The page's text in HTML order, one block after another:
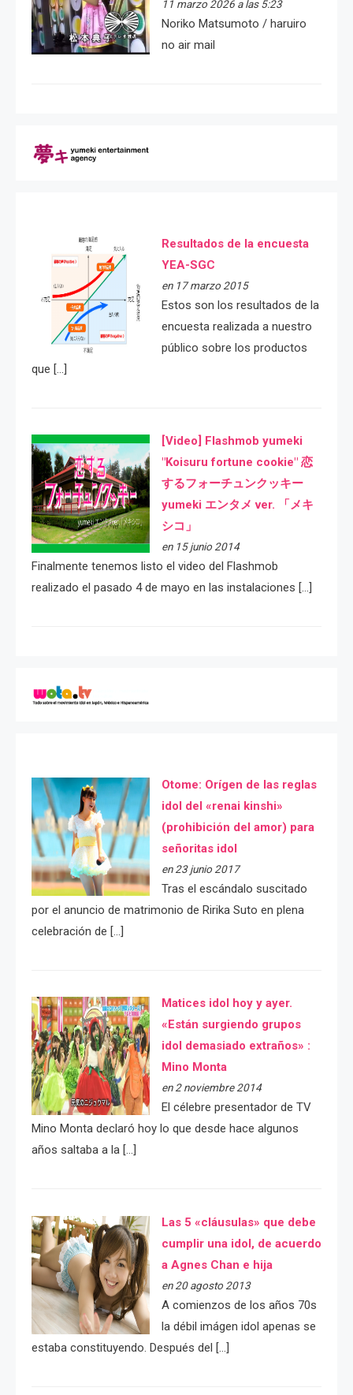
11 marzo 2026 a las 5:23
Noriko Matsumoto / haruiro
no air mail
Resultados de la encuesta
YEA-SGC
en 17 marzo 2015
Estos son los resultados de la
encuesta realizada a nuestro
público sobre los productos
que […]
[Video] Flashmob yumeki
"Koisuru fortune cookie" 恋
するフォーチュンクッキー
yumeki エンタメ ver. 「メキ
シコ」
en 15 junio 2014
Finalmente tenemos listo el video del Flashmob
realizado el pasado 4 de mayo en las instalaciones […]
Otome: Orígen de las reglas
idol del «renai kinshi»
(prohibición del amor) para
señoritas idol
en 23 junio 2017
Tras el escándalo suscitado
por el anuncio de matrimonio de Ririka Suto en plena
celebración de […]
Matices idol hoy y ayer.
«Están surgiendo grupos
idol demasiado extraños» :
Mino Monta
en 2 noviembre 2014
El célebre presentador de TV
Mino Monta declaró hoy lo que desde hace algunos
años saltaba a la […]
Las 5 «cláusulas» que debe
cumplir una idol, de acuerdo
a Agnes Chan e hija
en 20 agosto 2013
A comienzos de los años 70s
la débil imágen idol apenas se
estaba constituyendo. Después del […]